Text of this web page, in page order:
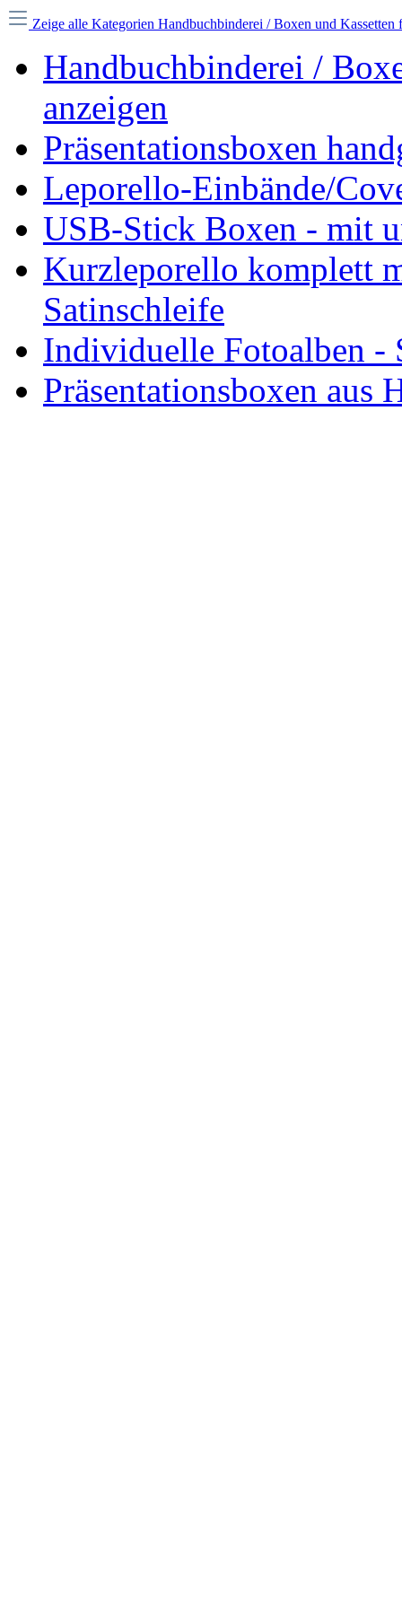
Zeige alle Kategorien Handbuchbinderei / Boxen und Kassetten
Handbuchbinderei /
anzeigen
Präsentationsboxen
Leporello-Einbände/
USB-Stick Boxen - mit
Kurzleporello komplett
Satinschleife
Individuelle Fotoalben -
Präsentationsboxen aus